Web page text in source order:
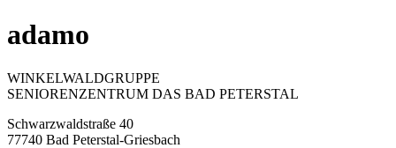
adamo
WINKELWALDGRUPPE
SENIORENZENTRUM DAS BAD PETERSTAL
Schwarzwaldstraße 40
77740 Bad Peterstal-Griesbach